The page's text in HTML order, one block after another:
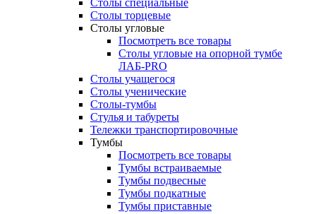
Столы специальные
Столы торцевые
Столы угловые
Посмотреть все товары
Столы угловые на опорной тумбе
ЛАБ-PRO
Столы учащегося
Столы ученические
Столы-тумбы
Стулья и табуреты
Тележки транспортировочные
Тумбы
Посмотреть все товары
Тумбы встраиваемые
Тумбы подвесные
Тумбы подкатные
Тумбы приставные